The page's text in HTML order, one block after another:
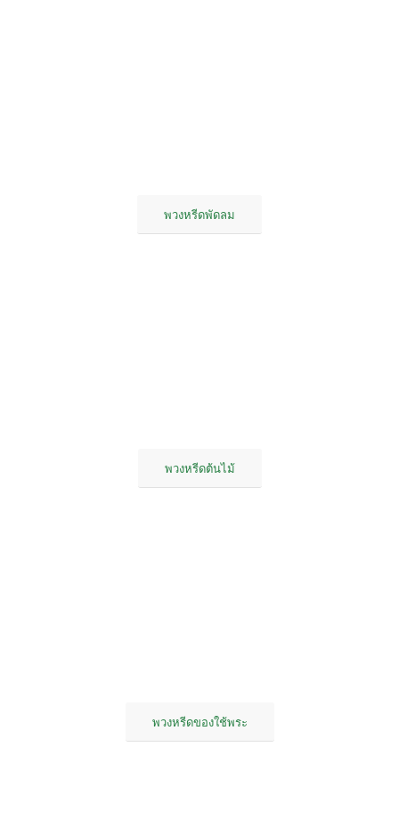
พวงหรีดพัดลม
พวงหรีดต้นไม้
พวงหรีดของใช้พระ